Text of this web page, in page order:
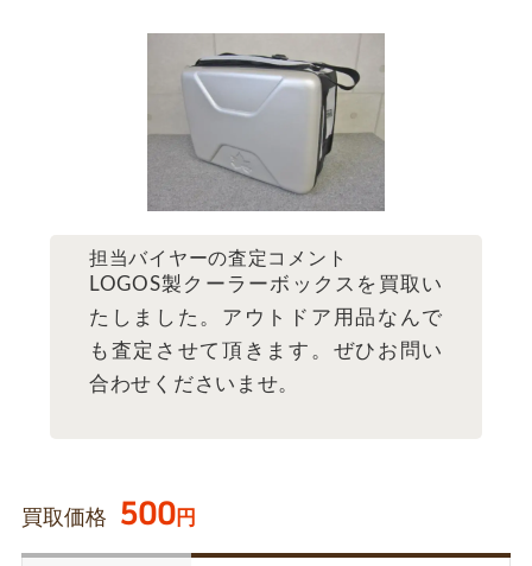
担当バイヤーの査定コメント
LOGOS製クーラーボックスを買取い
たしました。アウトドア用品なんで
も査定させて頂きます。ぜひお問い
合わせくださいませ。
買取価格 500円